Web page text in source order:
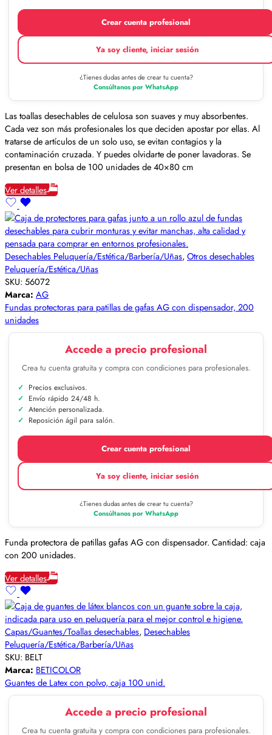
Crear cuenta profesional
Ya soy cliente, iniciar sesión
¿Tienes dudas antes de crear tu cuenta?
Consúltanos por WhatsApp
Las toallas desechables de celulosa son suaves y muy absorbentes.
Cada vez son más profesionales los que deciden apostar por ellas. Al
tratarse de artículos de un solo uso, se evitan contagios y la
contaminación cruzada. Y puedes olvidarte de poner lavadoras. Se
presentan en bolsa de 100 unidades de 40×80 cm
Ver detalles
Desechables Peluquería/Estética/Barbería/Uñas, Otros desechables
Peluquería/Estética/Uñas
SKU: 56072
Marca: AG
Fundas protectoras para patillas de gafas AG con dispensador, 200
unidades
Accede a precio profesional
Crea tu cuenta gratuita y compra con condiciones para profesionales.
Precios exclusivos.
Envío rápido 24/48 h.
Atención personalizada.
Reposición ágil para salón.
Crear cuenta profesional
Ya soy cliente, iniciar sesión
¿Tienes dudas antes de crear tu cuenta?
Consúltanos por WhatsApp
Funda protectora de patillas gafas AG con dispensador. Cantidad: caja
con 200 unidades.
Ver detalles
Capas/Guantes/Toallas desechables, Desechables
Peluquería/Estética/Barbería/Uñas
SKU: BELT
Marca: BETICOLOR
Guantes de Latex con polvo, caja 100 unid.
Accede a precio profesional
Crea tu cuenta gratuita y compra con condiciones para profesionales.